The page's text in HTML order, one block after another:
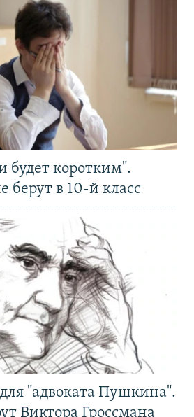
будет коротким".
берут в 10-й класс
"адвоката Пушкина".
Виктора Гроссмана